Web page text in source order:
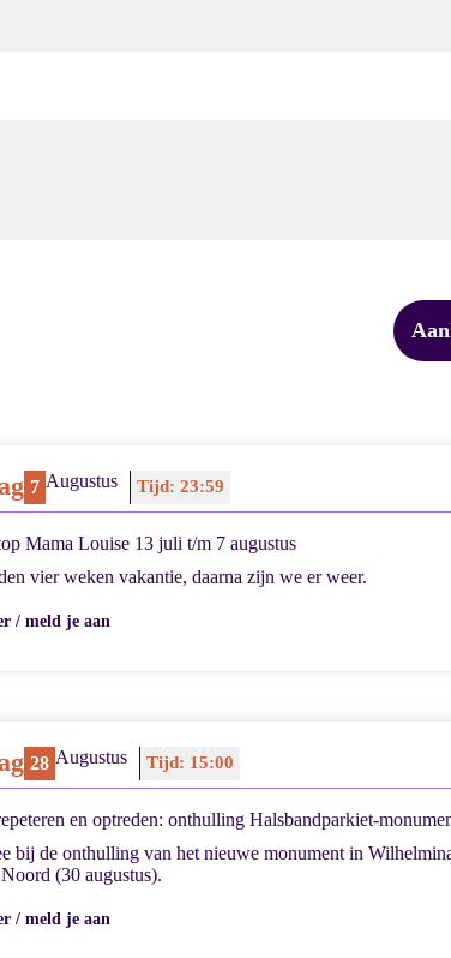
7 Augustus Tijd: 23:59
Mama Louise 13 juli t/m 7 augustus
vier weken vakantie, daarna zijn we er weer.
/ meld je aan
28 Augustus Tijd: 15:00
en optreden: onthulling Halsbandparkiet-
bij de onthulling van het nieuwe monument in
(30 augustus).
/ meld je aan